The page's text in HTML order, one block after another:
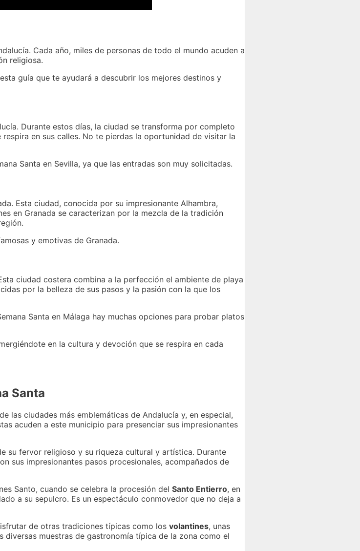
Cada año, miles de personas de todo el mundo acuden a
religiosa.
guía que te ayudará a descubrir los mejores destinos y
Durante estos días, la ciudad se transforma por completo
en sus calles. No te pierdas la oportunidad de visitar la
Santa en Sevilla, ya que las entradas son muy solicitadas.
Esta ciudad, conocida por su impresionante Alhambra,
en Granada se caracterizan por la mezcla de la tradición
y emotivas de Granada.
ciudad costera combina a la perfección el ambiente de playa
por la belleza de sus pasos y la pasión con la que los
Santa en Málaga hay muchas opciones para probar platos
en la cultura y devoción que se respira en cada
Santa
las ciudades más emblemáticas de Andalucía y, en especial,
acuden a este municipio para presenciar sus impresionantes
su fervor religioso y su riqueza cultural y artística. Durante
sus impresionantes pasos procesionales, acompañados de
Santo, cuando se celebra la procesión del Santo Entierro, en
a su sepulcro. Es un espectáculo conmovedor que no deja a
de otras tradiciones típicas como los volantines, unas
diversas muestras de gastronomía típica de la zona como el